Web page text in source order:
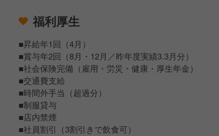
福利厚生
■昇給年1回（4月）
■賞与年2回（8月・12月／昨年度実績3.3月分）
■社会保険完備（雇用・労災・健康・厚生年金）
■交通費支給
■時間外手当（超過分）
■制服貸与
■店内禁煙
■社員割引（3割引きで飲食可）